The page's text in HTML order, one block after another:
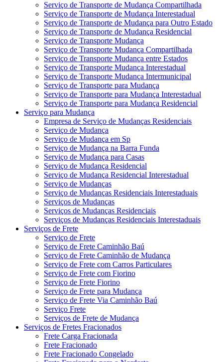
Serviço de Transporte de Mudança Compartilhada
Serviço de Transporte de Mudança Interestadual
Serviço de Transporte de Mudança para Outro Estado
Serviço de Transporte de Mudança Residencial
Serviço de Transporte Mudança
Serviço de Transporte Mudança Compartilhada
Serviço de Transporte Mudança entre Estados
Serviço de Transporte Mudança Interestadual
Serviço de Transporte Mudança Intermunicipal
Serviço de Transporte para Mudança
Serviço de Transporte para Mudança Interestadual
Serviço de Transporte para Mudança Residencial
Serviço para Mudança
Empresa de Serviço de Mudanças Residenciais
Serviço de Mudança
Serviço de Mudança em Sp
Serviço de Mudança na Barra Funda
Serviço de Mudança para Casas
Serviço de Mudança Residencial
Serviço de Mudança Residencial Interestadual
Serviço de Mudanças
Serviço de Mudanças Residenciais Interestaduais
Serviços de Mudanças
Serviços de Mudanças Residenciais
Serviços de Mudanças Residenciais Interestaduais
Serviços de Frete
Serviço de Frete
Serviço de Frete Caminhão Baú
Serviço de Frete Caminhão de Mudança
Serviço de Frete com Carros Particulares
Serviço de Frete com Fiorino
Serviço de Frete Fiorino
Serviço de Frete para Mudança
Serviço de Frete Via Caminhão Baú
Serviço Frete
Serviços de Frete de Mudança
Serviços de Fretes Fracionados
Frete Carga Fracionada
Frete Fracionado
Frete Fracionado Congelado